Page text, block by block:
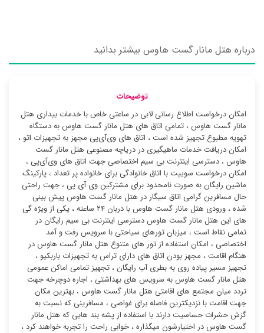
درباره هتل مانار گست هاوس بیشتر بدانید
توضیحات
امکان درخواست اطلاع رسانی لابی در ساعتی خاص با خدمات بیداری هتل
مانار گست هاوس ، تمامی اتاق های هتل مانار گست هاوس به دستگاه
تهویه مطبوع تجهیز شده است ، اتاق های وی‌آی‌پی مجهز به تجهیزات اتو ،
امکان دریافت خدمات ماهیگیری در دریاچه مصنوعی هتل مانار گست
هاوس ، دسترسی اینترنت بی سیم اختصاصی جهت اتاق های وی‌آی‌پی ،
امکان درخواست سوییت با اتاق خانوادگی برای خانواده پر تعداد ، پارکینگ
ماشین رایگان به صورت نامحدود برای مشترکین وی آی پی ، جهت راحتی
حال مسافرین گرامی اتاق سیگار در هتل مانار گست هاوس پیش بینی
شده ، ورودی هتل مانار گست هاوس با دربان ۲۴ ساعته ، یکی از ویژه گی
های این هتل مانار گست هاوس دسترسی اینترنت بی سیم رایگان در
تمامی نقاط است ، میزبان تورهای سیاحتی با سرویس رفت و آمد
اختصاصی ، امکان استفاده از تور های متنوع هتل مانار گست هاوس در
هنگام اقامت ، مجهز بودن اتاق های دارای تراس به تجهیزات باربکیو ،
تجهیز مسیر پیاده روی به بطری آب رایگان ، تجهیز تمامی اماکن عمومی
هتل مانار گست هاوس به سرویس های بهداشتی ، اجاره دوچرخه جهت
تردد میان مجتمع های اقامتی هتل مانار گست هاوس ، بهترین مکان
جهت اقامت با نزدیکترین فاصله برای غواصی ، مسافرینی که نسبت به
گزش حشرات حساسیت دارند با استفاده از پشه بند هایی که هتل مانار
گست هاوس در اختیارشون میگذاره ، خوابی راحت را تجربه خواهند کرد ،